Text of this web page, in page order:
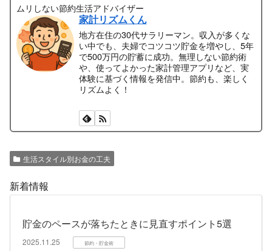
ムリしない節約生活アドバイザー
家計リズムくん
地方在住の30代サラリーマン。収入が多くな
い中でも、夫婦でコツコツ貯金を増やし、5年
で500万円の貯蓄に成功。無理しない節約術
や、使ってよかった家計管理アプリなど、実
体験に基づく情報を発信中。節約も、楽しく
リズムよく！
生活スタイル別お金の工夫
新着情報
貯金のペースが落ちたときに見直すポイント5選
2025.11.25 節約・貯金術